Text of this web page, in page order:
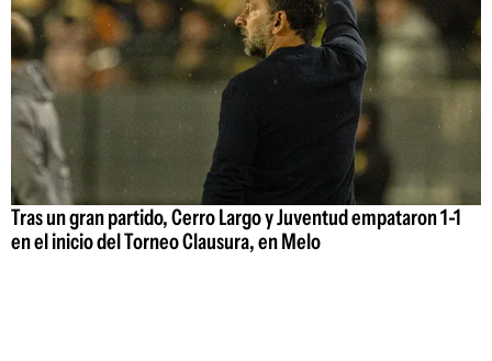
Tras un gran partido, Cerro Largo y Juventud empataron 1-1
en el inicio del Torneo Clausura, en Melo